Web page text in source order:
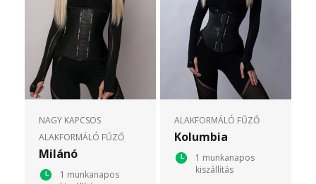
NAGY KAPCSOS
ALAKFORMÁLÓ FŰZŐ
Milánó
1 munkanapos
ALAKFORMÁLÓ FŰZŐ
Kolumbia
1 munkanapos
kiszállítás